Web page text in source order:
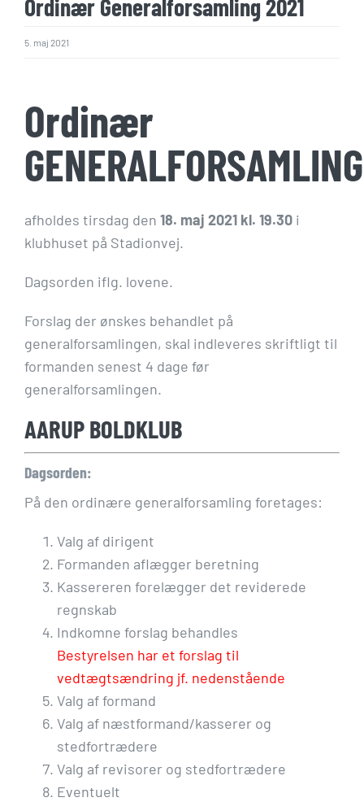
Ordinær Generalforsamling 2021
5. maj 2021
Ordinær
GENERALFORSAMLING
afholdes tirsdag den 18. maj 2021 kl. 19.30 i
klubhuset på Stadionvej.
Dagsorden iflg. lovene.
Forslag der ønskes behandlet på
generalforsamlingen, skal indleveres skriftligt til
formanden senest 4 dage før
generalforsamlingen.
AARUP BOLDKLUB
Dagsorden:
På den ordinære generalforsamling foretages:
Valg af dirigent
Formanden aflægger beretning
Kassereren forelægger det reviderede
regnskab
Indkomne forslag behandles
Bestyrelsen har et forslag til
vedtægtsændring jf. nedenstående
Valg af formand
Valg af næstformand/kasserer og
stedfortrædere
Valg af revisorer og stedfortrædere
Eventuelt